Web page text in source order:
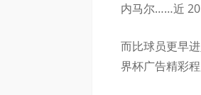
内马尔……近 20
而比球员更早
界杯广告精彩